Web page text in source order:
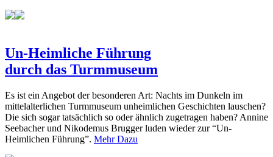
Un-Heimliche Führung
durch das Turmmuseum
Es ist ein Angebot der besonderen Art: Nachts im Dunkeln im
mittelalterlichen Turmmuseum unheimlichen Geschichten lauschen?
Die sich sogar tatsächlich so oder ähnlich zugetragen haben? Annine
Seebacher und Nikodemus Brugger luden wieder zur “Un-
Heimlichen Führung”. Mehr Dazu